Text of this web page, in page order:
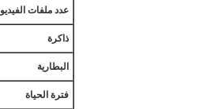
عدد ملفات الفيديو
ذاكرة
البطارية
فترة الحياة